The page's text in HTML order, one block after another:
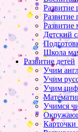
Развитие
Развитие
Детский
Школа
Развитие детей
Учим
Учим
Учим
Учимся